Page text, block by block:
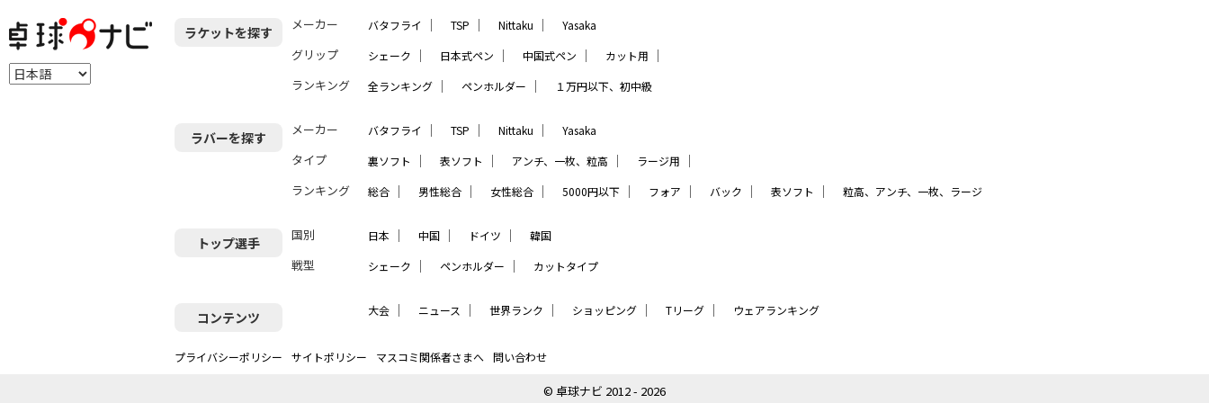
ラケットを探す メーカー バタフライ ｜ TSP ｜ Nittaku ｜ Yasaka
グリップ シェーク ｜ 日本式ペン ｜ 中国式ペン ｜ カット用 ｜
ランキング 全ランキング ｜ ペンホルダー ｜ １万円以下、初中級
ラバーを探す メーカー バタフライ ｜ TSP ｜ Nittaku ｜ Yasaka
タイプ 裏ソフト ｜ 表ソフト ｜ アンチ、一枚、粒高 ｜ ラージ用 ｜
ランキング 総合 ｜ 男性総合 ｜ 女性総合 ｜ 5000円以下 ｜ フォア ｜ バック ｜ 表ソフト ｜ 粒高、アンチ、一枚、ラージ
トップ選手 国別 日本 ｜ 中国 ｜ ドイツ ｜ 韓国
戦型 シェーク ｜ ペンホルダー ｜ カットタイプ
コンテンツ 大会 ｜ ニュース ｜ 世界ランク ｜ ショッピング ｜ Tリーグ ｜ ウェアランキング
プライバシーポリシー サイトポリシー マスコミ関係者さまへ 問い合わせ
© 卓球ナビ 2012 - 2026